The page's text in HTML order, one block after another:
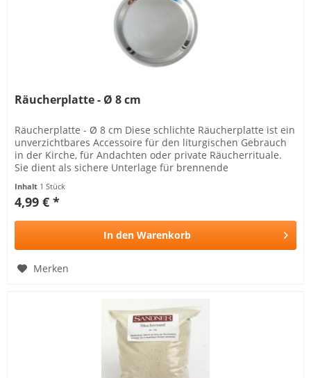
Räucherplatte - Ø 8 cm
Räucherplatte - Ø 8 cm Diese schlichte Räucherplatte ist ein
unverzichtbares Accessoire für den liturgischen Gebrauch
in der Kirche, für Andachten oder private Räucherrituale.
Sie dient als sichere Unterlage für brennende
Inhalt 1 Stück
4,99 € *
In den Warenkorb
Merken